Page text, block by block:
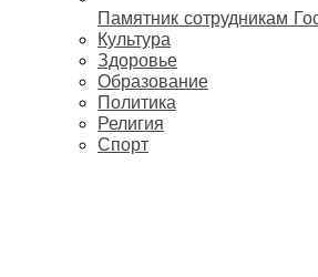
Памятник сотрудникам
Культура
Здоровье
Образование
Политика
Религия
Спорт